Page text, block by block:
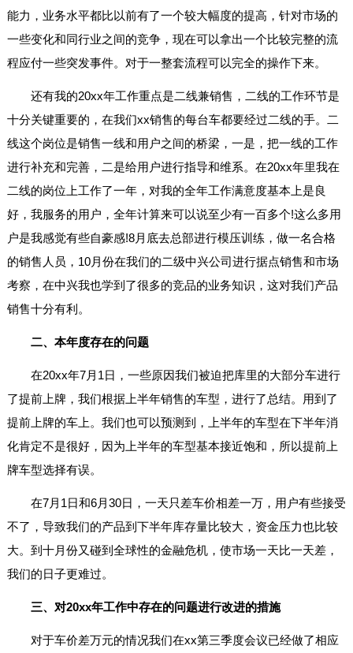
能力，业务水平都比以前有了一个较大幅度的提高，针对市场的
一些变化和同行业之间的竞争，现在可以拿出一个比较完整的流
程应付一些突发事件。对于一整套流程可以完全的操作下来。
还有我的20xx年工作重点是二线兼销售，二线的工作环节是
十分关键重要的，在我们xx销售的每台车都要经过二线的手。二
线这个岗位是销售一线和用户之间的桥梁，一是，把一线的工作
进行补充和完善，二是给用户进行指导和维系。在20xx年里我在
二线的岗位上工作了一年，对我的全年工作满意度基本上是良
好，我服务的用户，全年计算来可以说至少有一百多个!这么多用
户是我感觉有些自豪感!8月底去总部进行模压训练，做一名合格
的销售人员，10月份在我们的二级中兴公司进行据点销售和市场
考察，在中兴我也学到了很多的竞品的业务知识，这对我们产品
销售十分有利。
二、本年度存在的问题
在20xx年7月1日，一些原因我们被迫把库里的大部分车进行
了提前上牌，我们根据上半年销售的车型，进行了总结。用到了
提前上牌的车上。我们也可以预测到，上半年的车型在下半年消
化肯定不是很好，因为上半年的车型基本接近饱和，所以提前上
牌车型选择有误。
在7月1日和6月30日，一天只差车价相差一万，用户有些接受
不了，导致我们的产品到下半年库存量比较大，资金压力也比较
大。到十月份又碰到全球性的金融危机，使市场一天比一天差，
我们的日子更难过。
三、对20xx年工作中存在的问题进行改进的措施
对于车价差万元的情况我们在xx第三季度会议已经做了相应